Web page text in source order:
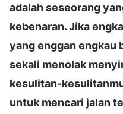
adalah seseorang
kebenaran. Jika
yang enggan engkau
sekali menolak
kesulitan-
untuk mencari jalan